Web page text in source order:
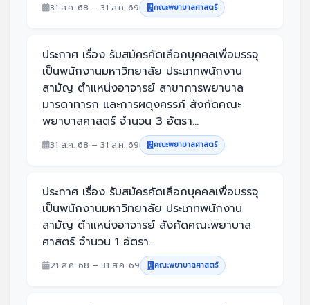
31 ส.ค. 68 – 31 ส.ค. 69 คณะพยาบาลศาสตร์
ประกาศ เรื่อง รับสมัครคัดเลือกบุคคลเพื่อบรรจุ
เป็นพนักงานมหาวิทยาลัย ประเภทพนักงาน
สามัญ ตำแหน่งอาจารย์ สาขาการพยาบาล
มารดาทารก และการผดุงครรภ์ สังกัดคณะ
พยาบาลศาสตร์ จำนวน 3 อัตรา...
31 ส.ค. 68 – 31 ส.ค. 69 คณะพยาบาลศาสตร์
ประกาศ เรื่อง รับสมัครคัดเลือกบุคคลเพื่อบรรจุ
เป็นพนักงานมหาวิทยาลัย ประเภทพนักงาน
สามัญ ตำแหน่งอาจารย์ สังกัดคณะพยาบาล
ศาสตร์ จำนวน 1 อัตรา...
21 ส.ค. 68 – 31 ส.ค. 69 คณะพยาบาลศาสตร์